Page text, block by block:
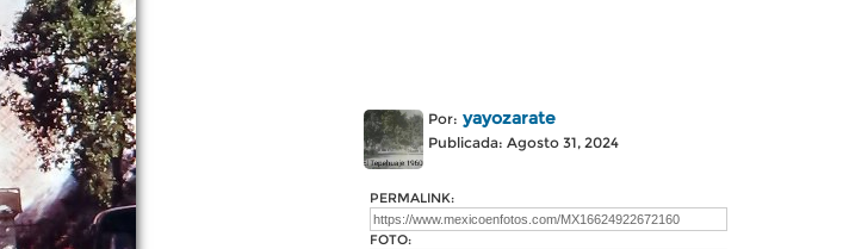
Por: yayozarate
Publicada: Agosto 31, 2024
PERMALINK:
FOTO: